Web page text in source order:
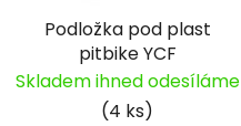
d
u
Podložka pod plast
pitbike YCF
Skladem ihned odesíláme
(4 ks)